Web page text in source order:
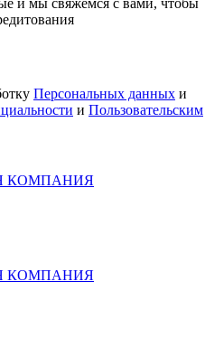
и мы свяжемся с вами, чтобы
Персональных данных и
и Пользовательским
КОМПАНИЯ
КОМПАНИЯ